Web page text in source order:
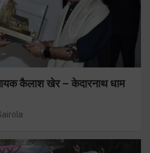
कैलाश खेर – केदारनाथ धाम